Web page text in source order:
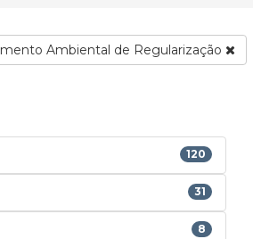
Ambiental de Regularização
120
31
8